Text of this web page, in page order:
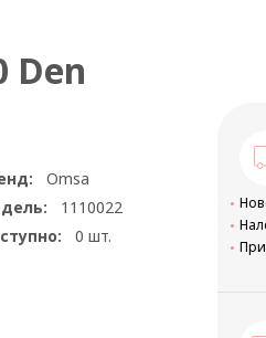
Den
Omsa
1110022
0 шт.